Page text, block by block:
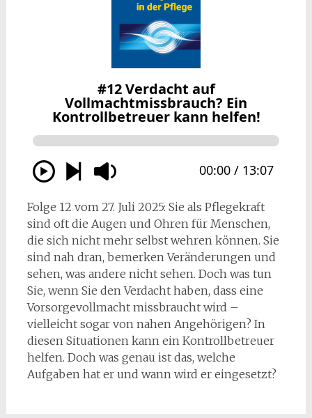
Folge 12 vom 27. Juli 2025: Sie als Pflegekraft
sind oft die Augen und Ohren für Menschen,
die sich nicht mehr selbst wehren können. Sie
sind nah dran, bemerken Veränderungen und
sehen, was andere nicht sehen. Doch was tun
Sie, wenn Sie den Verdacht haben, dass eine
Vorsorgevollmacht missbraucht wird –
vielleicht sogar von nahen Angehörigen? In
diesen Situationen kann ein Kontrollbetreuer
helfen. Doch was genau ist das, welche
Aufgaben hat er und wann wird er eingesetzt?